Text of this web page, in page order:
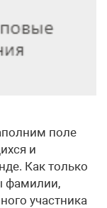
поле
и
Как только
фамилии,
участника